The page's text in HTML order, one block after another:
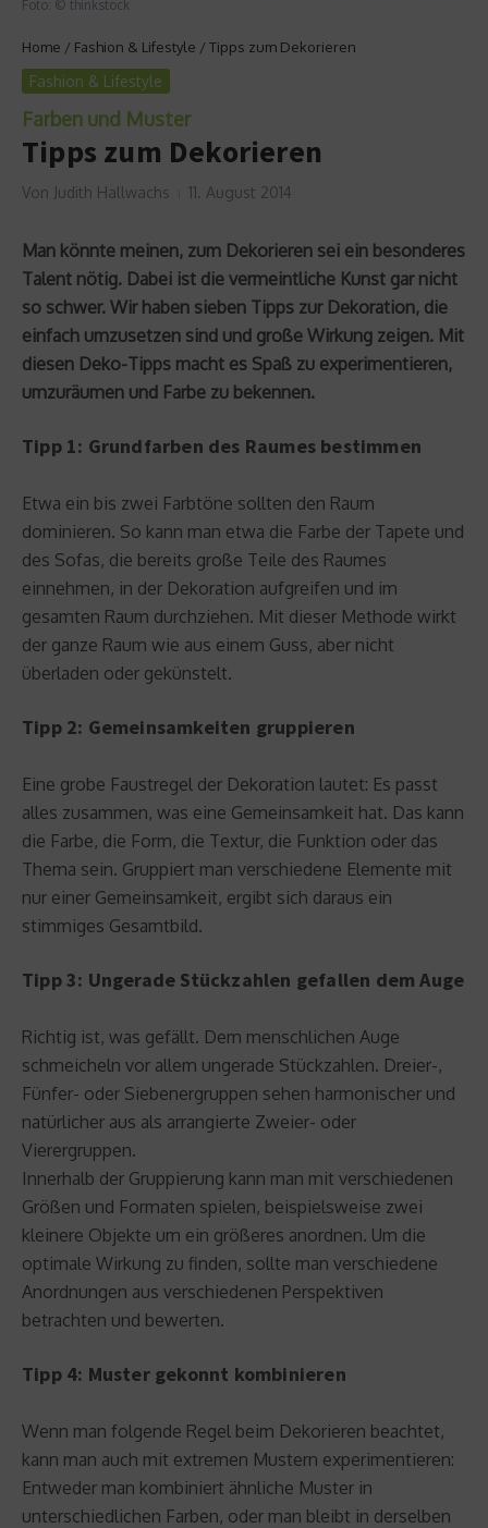
Foto: © thinkstock
Home / Fashion & Lifestyle / Tipps zum Dekorieren
Fashion & Lifestyle
Farben und Muster
Tipps zum Dekorieren
Von Judith Hallwachs 11. August 2014
Man könnte meinen, zum Dekorieren sei ein besonderes
Talent nötig. Dabei ist die vermeintliche Kunst gar nicht
so schwer. Wir haben sieben Tipps zur Dekoration, die
einfach umzusetzen sind und große Wirkung zeigen. Mit
diesen Deko-Tipps macht es Spaß zu experimentieren,
umzuräumen und Farbe zu bekennen.
Tipp 1: Grundfarben des Raumes bestimmen
Etwa ein bis zwei Farbtöne sollten den Raum
dominieren. So kann man etwa die Farbe der Tapete und
des Sofas, die bereits große Teile des Raumes
einnehmen, in der Dekoration aufgreifen und im
gesamten Raum durchziehen. Mit dieser Methode wirkt
der ganze Raum wie aus einem Guss, aber nicht
überladen oder gekünstelt.
Tipp 2: Gemeinsamkeiten gruppieren
Eine grobe Faustregel der Dekoration lautet: Es passt
alles zusammen, was eine Gemeinsamkeit hat. Das kann
die Farbe, die Form, die Textur, die Funktion oder das
Thema sein. Gruppiert man verschiedene Elemente mit
nur einer Gemeinsamkeit, ergibt sich daraus ein
stimmiges Gesamtbild.
Tipp 3: Ungerade Stückzahlen gefallen dem Auge
Richtig ist, was gefällt. Dem menschlichen Auge
schmeicheln vor allem ungerade Stückzahlen. Dreier-,
Fünfer- oder Siebenergruppen sehen harmonischer und
natürlicher aus als arrangierte Zweier- oder
Vierergruppen.
Innerhalb der Gruppierung kann man mit verschiedenen
Größen und Formaten spielen, beispielsweise zwei
kleinere Objekte um ein größeres anordnen. Um die
optimale Wirkung zu finden, sollte man verschiedene
Anordnungen aus verschiedenen Perspektiven
betrachten und bewerten.
Tipp 4: Muster gekonnt kombinieren
Wenn man folgende Regel beim Dekorieren beachtet,
kann man auch mit extremen Mustern experimentieren:
Entweder man kombiniert ähnliche Muster in
unterschiedlichen Farben, oder man bleibt in derselben